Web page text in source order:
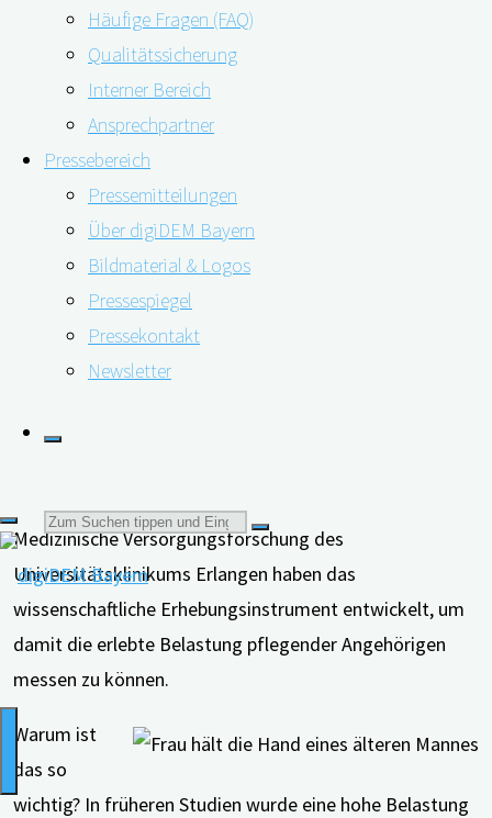
Häufige Fragen (FAQ)
Qualitätssicherung
Interner Bereich
Ansprechpartner
Pressebereich
Pressemitteilungen
Über digiDEM Bayern
Bildmaterial & Logos
Pressespiegel
Pressekontakt
Newsletter
Suchen
nach:
rund um Demenz, darunter auch Selbsttests.
einen Großteil fehlt allerdings eine
wissenschaftliche Grundlage
basiert die digiDEM Bayern
einem standardisierten Fragebogen, dessen
Wirksamkeit in zwei umfangreichen Studien
nachgewiesen wurde.
der “Häuslichen Pflege Skala (HPS)”, die in über 20
Medizinische Versorgungsforschung des
Universitätsklinikums Erlangen haben das
wissenschaftliche Erhebungsinstrument entwickelt, um
damit die erlebte Belastung pflegender Angehörigen
messen zu können.
Warum ist
das so
wichtig? In früheren Studien wurde eine hohe Belastung